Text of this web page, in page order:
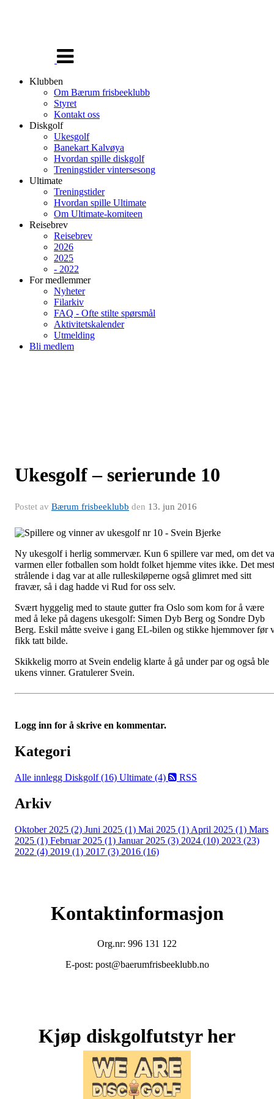
navigasjon
Klubben
Om Bærum frisbeeklubb
Styret
Kontakt oss
Diskgolf
Ukesgolf
Banekart Kalvøya
Hvordan spille diskgolf
Treningstider vintersesong
Ultimate
Treningstider
Hvordan spille Ultimate
Om Ultimate-komiteen
Reisebrev
Reisebrev
2026
2025
- 2022
For medlemmer
Nyheter
Filarkiv
FAQ - Ofte stilte spørsmål
Aktivitetskalender
Utmelding
Bli medlem
Ukesgolf – serierunde 10
Postet av Bærum frisbeeklubb den 13. jun 2016
Ny ukesgolf i herlig sommervær. Kun 6 spillere var med, om det
varmen eller fotballen som holdt folket hjemme vites ikke. Det mest
strålende i dag var at alle rulleskiløperne også glimret med sitt
fravær, så i dag hadde vi Rud for oss selv.
Svært hyggelig med to staute gutter fra Oslo som kom for å være
med å leke på dagens ukesgolf: Simen Dyb Berg og Sondre Dyb
Berg. Eskil måtte sveive i gang EL-bilen og stikke hjemmover før
fikk tatt bilde.
Skikkelig morro at Svein endelig klarte å gå under par og også ble
ukens vinner. Gratulerer Svein.
Logg inn for å skrive en kommentar.
Kategori
Alle innlegg Diskgolf (16) Ultimate (4) RSS
Arkiv
Oktober 2025 (2) Juni 2025 (1) Mai 2025 (1) April 2025 (1) Mars
2025 (1) Februar 2025 (1) Januar 2025 (3) 2024 (10) 2023 (23)
2022 (4) 2019 (1) 2017 (3) 2016 (16)
Kontaktinformasjon
Org.nr: 996 131 122
E-post: post@baerumfrisbeeklubb.no
Kjøp diskgolfutstyr her